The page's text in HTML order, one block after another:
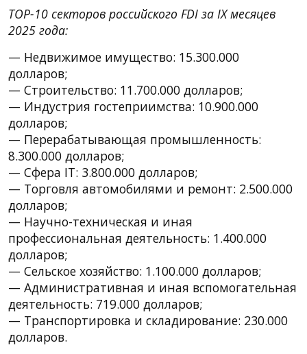
TOP-10 секторов российского FDI за IX месяцев
2025 года:
— Недвижимое имущество: 15.300.000
долларов;
— Строительство: 11.700.000 долларов;
— Индустрия гостеприимства: 10.900.000
долларов;
— Перерабатывающая промышленность:
8.300.000 долларов;
— Сфера IT: 3.800.000 долларов;
— Торговля автомобилями и ремонт: 2.500.000
долларов;
— Научно-техническая и иная
профессиональная деятельность: 1.400.000
долларов;
— Сельское хозяйство: 1.100.000 долларов;
— Административная и иная вспомогательная
деятельность: 719.000 долларов;
— Транспортировка и складирование: 230.000
долларов.